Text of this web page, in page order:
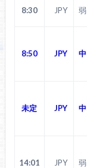
8:30 JPY 弱
8:50 JPY 中
未定 JPY 中
14:01 JPY 弱